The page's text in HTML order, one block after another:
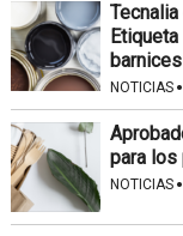
barnices
NOTICIAS ·
para los
NOTICIAS ·